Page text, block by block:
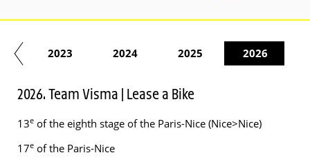
2023 2024 2025 2026
2026. Team Visma | Lease a Bike
13e of the eighth stage of the Paris-Nice (Nice>Nice)
17e of the Paris-Nice